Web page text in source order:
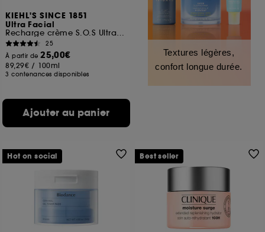
KIEHL'S SINCE 1851
Ultra Facial
Recharge crème S.O.S Ultra Réparatrice Ultra Facial Meltdown
25
À partir de25,00€
89,29€ / 100ml
3 contenances disponibles
Ajouter au panier
Textures légères,
confort longue durée.
Hot on social Best seller